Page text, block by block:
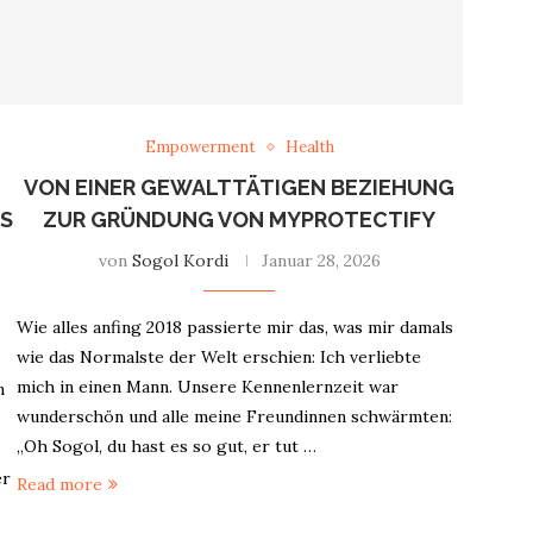
Empowerment Health
VON EINER GEWALTTÄTIGEN BEZIEHUNG
ZUR GRÜNDUNG VON MYPROTECTIFY
von Sogol Kordi Januar 28, 2026
Wie alles anfing 2018 passierte mir das, was mir damals
wie das Normalste der Welt erschien: Ich verliebte
mich in einen Mann. Unsere Kennenlernzeit war
wunderschön und alle meine Freundinnen schwärmten:
„Oh Sogol, du hast es so gut, er tut …
Read more